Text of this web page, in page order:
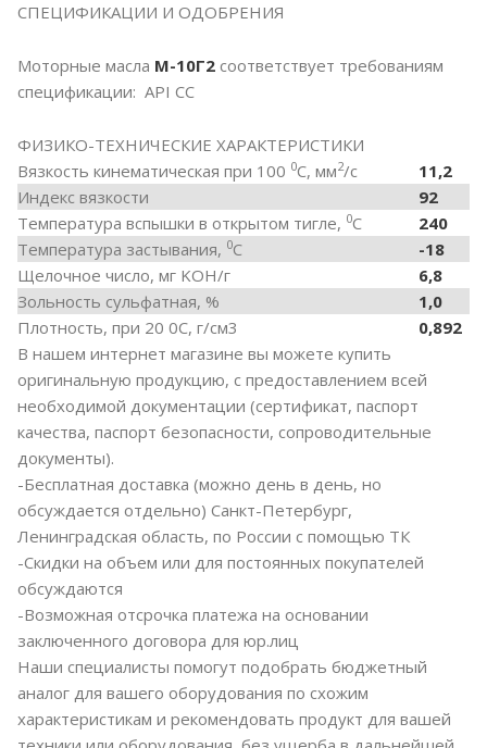
СПЕЦИФИКАЦИИ И ОДОБРЕНИЯ
Моторные масла М-10Г2 соответствует требованиям
спецификации: API CC
ФИЗИКО-ТЕХНИЧЕСКИЕ ХАРАКТЕРИСТИКИ
Вязкость кинематическая при 100 0С, мм2/с
11,2
Индекс вязкости
92
Температура вспышки в открытом тигле, 0С
240
Температура застывания, 0С
-18
Щелочное число, мг KOH/г
6,8
Зольность сульфатная, %
1,0
Плотность, при 20 0С, г/см3
0,892
В нашем интернет магазине вы можете купить
оригинальную продукцию, с предоставлением всей
необходимой документации (сертификат, паспорт
качества, паспорт безопасности, сопроводительные
документы).
-Бесплатная доставка (можно день в день, но
обсуждается отдельно) Санкт-Петербург,
Ленинградская область, по России с помощью ТК
-Скидки на объем или для постоянных покупателей
обсуждаются
-Возможная отсрочка платежа на основании
заключенного договора для юр.лиц
Наши специалисты помогут подобрать бюджетный
аналог для вашего оборудования по схожим
характеристикам и рекомендовать продукт для вашей